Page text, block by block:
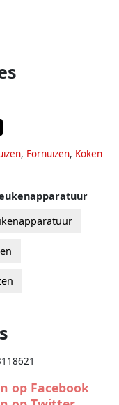
, Fornuizen, Koken